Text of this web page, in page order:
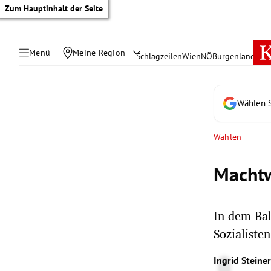
Zum Hauptinhalt der Seite
Menü Meine Region SchlagzeilenWienNÖBurgenland
Wählen
Wahlen
In dem
Ingrid